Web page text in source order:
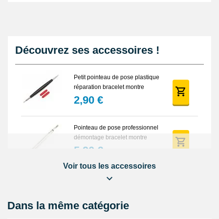
Découvrez ses accessoires !
Petit pointeau de pose plastique
réparation bracelet montre
2,90 €
Pointeau de pose professionnel
démontage bracelet montre
5,90 €
Lot Outils Montre 12 pièces +
32,90 €
Voir tous les accessoires
Dans la même catégorie